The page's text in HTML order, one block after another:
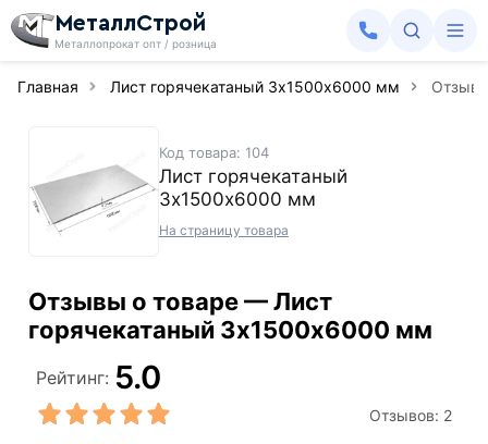
МеталлСтрой
Металлопрокат опт / розница
Главная Лист горячекатаный 3х1500х6000 мм
Код товара: 104
Лист горячекатаный
3х1500х6000 мм
На страницу товара
Отзывы о товаре — Лист
горячекатаный 3х1500х6000 мм
Рейтинг: 5.0
Отзывов: 2